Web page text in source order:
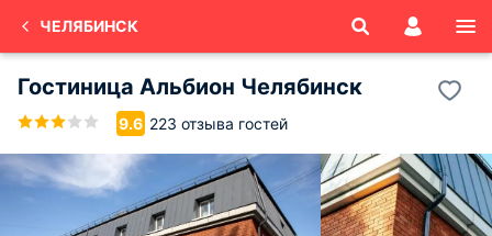
ЧЕЛЯБИНСК
Гостиница Альбион Челябинск
9.6 223 отзыва гостей